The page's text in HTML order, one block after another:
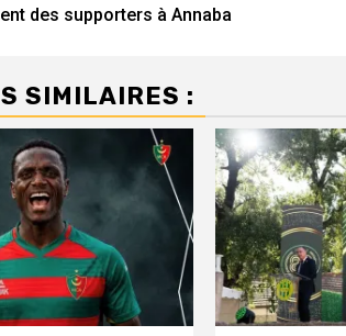
des supporters à Annaba
SIMILAIRES :